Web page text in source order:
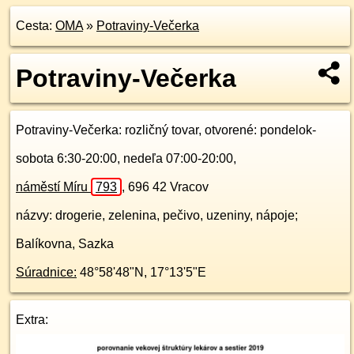
Cesta: OMA» Potraviny-Večerka
Potraviny-Večerka
Potraviny-Večerka: rozličný tovar, otvorené: pondelok-
sobota 6:30-20:00, nedeľa 07:00-20:00,
náměstí Míru 793 , 696 42 Vracov
názvy: drogerie, zelenina, pečivo, uzeniny, nápoje;
Balíkovna, Sazka
Súradnice: 48°58'48"N , 17°13'5"E
Extra: